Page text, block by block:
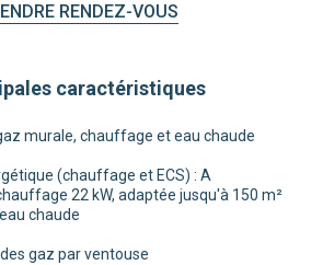
RENDEZ-VOUS
caractéristiques
murale, chauffage et eau chaude
(chauffage et ECS) : A
22 kW, adaptée jusqu'à 150 m²
chaude
gaz par ventouse